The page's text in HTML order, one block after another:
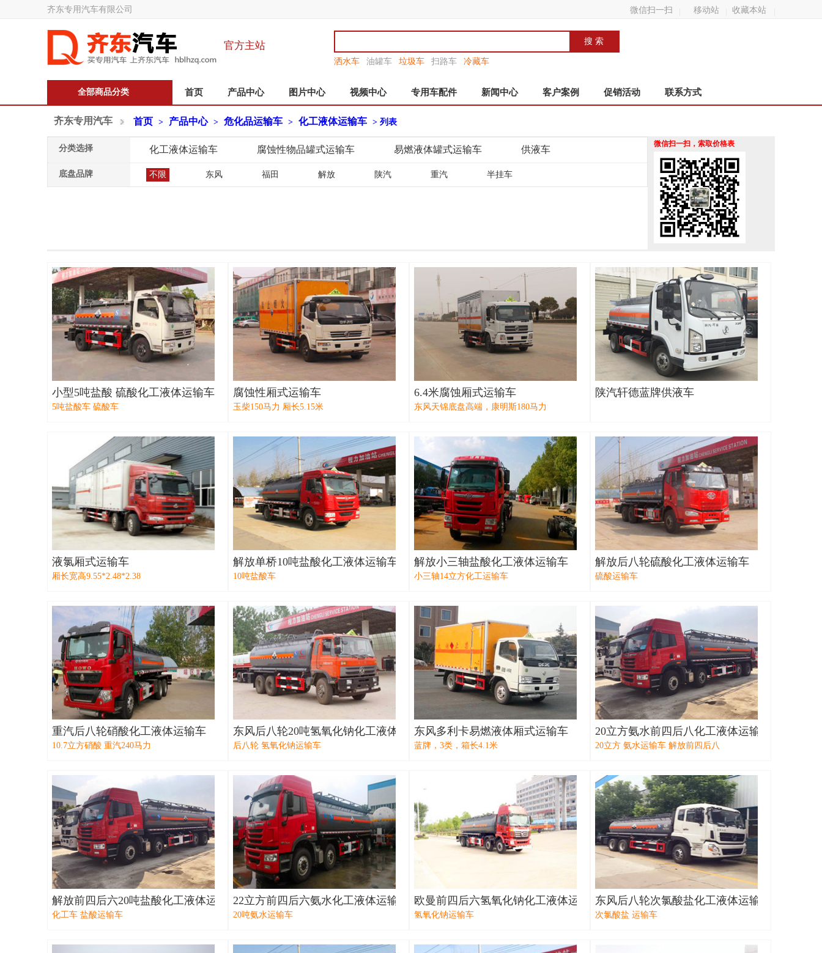
齐东专用汽车有限公司 微信扫一扫 移动站 收藏本站
官方主站
洒水车 油罐车 垃圾车 扫路车 冷藏车
全部商品分类 首页 产品中心 图片中心 视频中心 专用车配件 新闻中心 客户案例 促销活动 联系方式
齐东专用汽车 首页 > 产品中心 > 危化品运输车 > 化工液体运输车 > 列表
分类选择 化工液体运输车 腐蚀性物品罐式运输车 易燃液体罐式运输车 供液车
底盘品牌 不限 东风 福田 解放 陕汽 重汽 半挂车
微信扫一扫，索取价格表
小型5吨盐酸 硫酸化工液体运输车
5吨盐酸车 硫酸车
腐蚀性厢式运输车
玉柴150马力 厢长5.15米
6.4米腐蚀厢式运输车
东风天锦底盘高端，康明斯180马力
陕汽轩德蓝牌供液车
液氯厢式运输车
厢长宽高9.55*2.48*2.38
解放单桥10吨盐酸化工液体运输车
10吨盐酸车
解放小三轴盐酸化工液体运输车
小三轴14立方化工运输车
解放后八轮硫酸化工液体运输车
硫酸运输车
重汽后八轮硝酸化工液体运输车
10.7立方硝酸 重汽240马力
东风后八轮20吨氢氧化钠化工液体运输车
后八轮 氢氧化钠运输车
东风多利卡易燃液体厢式运输车
蓝牌，3类，箱长4.1米
20立方氨水前四后八化工液体运输车（18吨）
20立方 氨水运输车 解放前四后八
解放前四后六20吨盐酸化工液体运输车
化工车 盐酸运输车
22立方前四后六氨水化工液体运输车（20吨）
20吨氨水运输车
欧曼前四后六氢氧化钠化工液体运输车
氢氧化钠运输车
东风后八轮次氯酸盐化工液体运输车
次氯酸盐 运输车